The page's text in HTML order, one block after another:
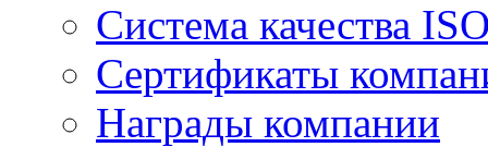
Система качества
Сертификаты
Награды компании